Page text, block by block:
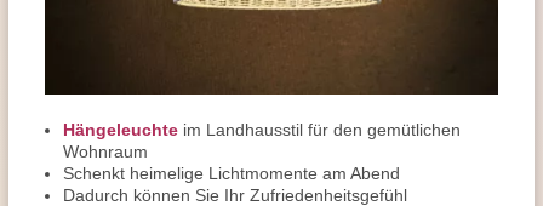
Hängeleuchte im Landhausstil für den gemütlichen
Wohnraum
Schenkt heimelige Lichtmomente am Abend
Dadurch können Sie Ihr Zufriedenheitsgefühl